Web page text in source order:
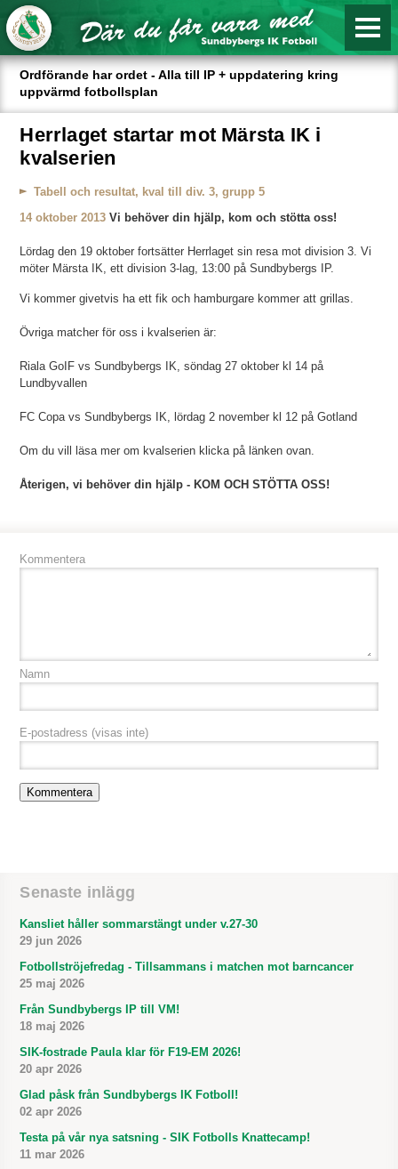
Ordförande har ordet - Alla till IP + uppdatering kring
uppvärmd fotbollsplan
Herrlaget startar mot Märsta IK i
kvalserien
Tabell och resultat, kval till div. 3, grupp 5
14 oktober 2013 Vi behöver din hjälp, kom och stötta oss!
Lördag den 19 oktober fortsätter Herrlaget sin resa mot division 3. Vi
möter Märsta IK, ett division 3-lag, 13:00 på Sundbybergs IP.
Vi kommer givetvis ha ett fik och hamburgare kommer att grillas.
Övriga matcher för oss i kvalserien är:
Riala GoIF vs Sundbybergs IK, söndag 27 oktober kl 14 på
Lundbyvallen
FC Copa vs Sundbybergs IK, lördag 2 november kl 12 på Gotland
Om du vill läsa mer om kvalserien klicka på länken ovan.
Återigen, vi behöver din hjälp - KOM OCH STÖTTA OSS!
Kommentera
Namn
E-postadress (visas inte)
Senaste inlägg
Kansliet håller sommarstängt under v.27-30
29 jun 2026
Fotbollströjefredag - Tillsammans i matchen mot barncancer
25 maj 2026
Från Sundbybergs IP till VM!
18 maj 2026
SIK-fostrade Paula klar för F19-EM 2026!
20 apr 2026
Glad påsk från Sundbybergs IK Fotboll!
02 apr 2026
Testa på vår nya satsning - SIK Fotbolls Knattecamp!
11 mar 2026